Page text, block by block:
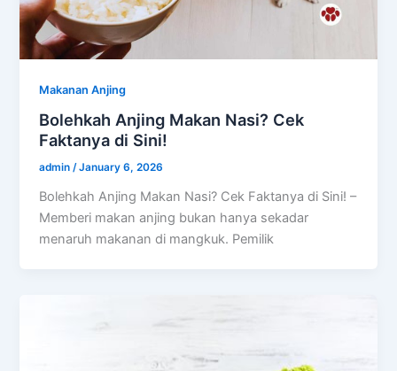
Makanan Anjing
Bolehkah Anjing Makan Nasi? Cek
Faktanya di Sini!
admin/January 6, 2026
Bolehkah Anjing Makan Nasi? Cek Faktanya di Sini! –
Memberi makan anjing bukan hanya sekadar
menaruh makanan di mangkuk. Pemilik